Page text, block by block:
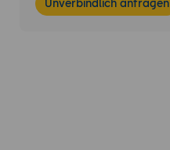
Unverbindlich anfragen